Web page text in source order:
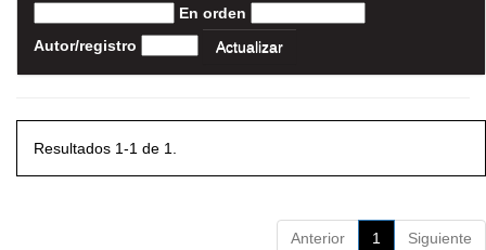
En orden
Autor/registro
Resultados 1-1 de 1.
Anterior 1 Siguiente